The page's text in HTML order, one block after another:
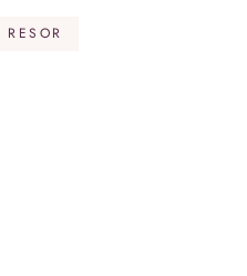
RESOR